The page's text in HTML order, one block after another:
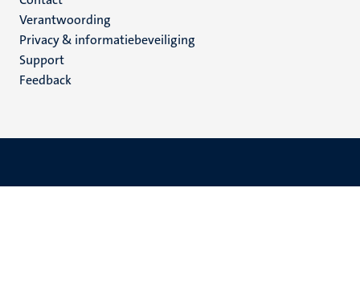
footer
(NL)
Verantwoording
Privacy & informatiebeveiliging
Support
Feedback